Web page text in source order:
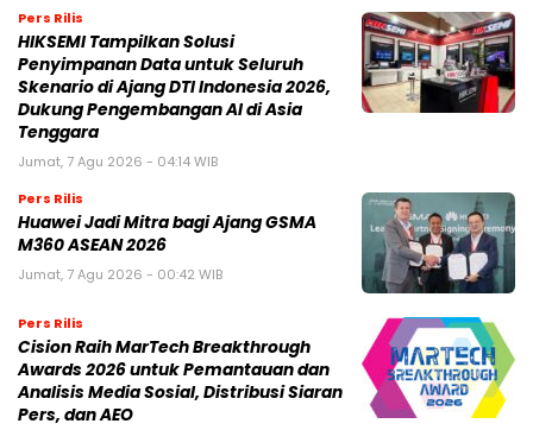
Pers Rilis
HIKSEMI Tampilkan Solusi
Penyimpanan Data untuk Seluruh
Skenario di Ajang DTI Indonesia 2026,
Dukung Pengembangan AI di Asia
Tenggara
Jumat, 7 Agu 2026 - 04:14 WIB
Pers Rilis
Huawei Jadi Mitra bagi Ajang GSMA
M360 ASEAN 2026
Jumat, 7 Agu 2026 - 00:42 WIB
Pers Rilis
Cision Raih MarTech Breakthrough
Awards 2026 untuk Pemantauan dan
Analisis Media Sosial, Distribusi Siaran
Pers, dan AEO